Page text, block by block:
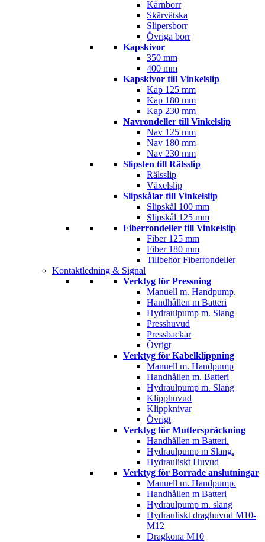
Kärnborr
Skärvätska
Slipersborr
Övriga borr
Kapskivor
350 mm
400 mm
Kapskivor till Vinkelslip
Kap 125 mm
Kap 180 mm
Kap 230 mm
Navrondeller till Vinkelslip
Nav 125 mm
Nav 180 mm
Nav 230 mm
Slipsten till Rälsslip
Rälsslip
Växelslip
Slipskålar till Vinkelslip
Slipskål 100 mm
Slipskål 125 mm
Fiberrondeller till Vinkelslip
Fiber 125 mm
Fiber 180 mm
Tillbehör Fiberrondeller
Kontaktledning & Signal
Verktyg för Pressning
Manuell m. Handpump.
Handhållen m Batteri
Hydraulpump m. Slang
Presshuvud
Pressbackar
Övrigt
Verktyg för Kabelklippning
Manuell m. Handpump
Handhållen m. Batteri
Hydraulpump m. Slang
Klipphuvud
Klippknivar
Övrigt
Verktyg för Mutterspräckning
Handhållen m Batteri.
Hydraulpump m Slang.
Hydrauliskt Huvud
Verktyg för Borrade anslutningar
Manuell m. Handpump.
Handhållen m Batteri
Hydraulpump m. slang
Hydrauliskt draghuvud M10-
M12
Dragkona M10